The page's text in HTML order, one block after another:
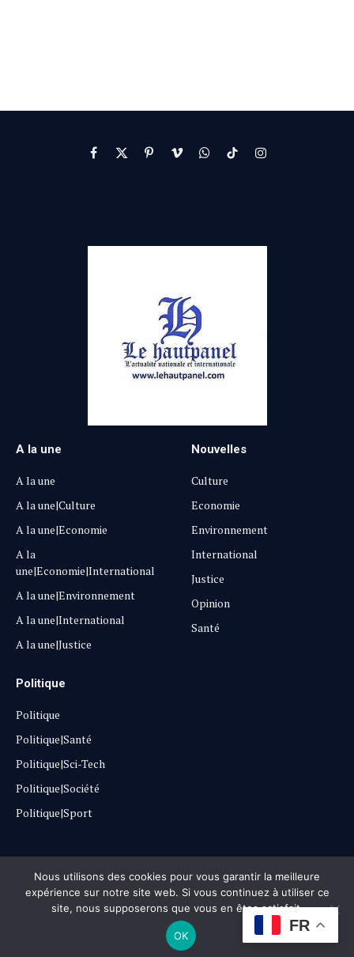
Facebook
X
PinterestVimeoWhatsApp
TikTokInstagram
A la une
A la une
A la une|Culture
A la une|Economie
A la
une|Economie|International
A la une|Environnement
A la une|International
A la une|Justice
Nouvelles
Culture
Economie
Environnement
International
Justice
Opinion
Santé
Politique
Politique
Politique|Santé
Politique|Sci-Tech
Politique|Société
Politique|Sport
Copyright © 2025Lehautpanel
Confidentialité Contact Don
FR
Nous utilisons des cookies pour vous garantir la meilleure
expérience sur notre site web. Si vous continuez à utiliser ce
site, nous supposerons que vous en êtes satisfait.
OK